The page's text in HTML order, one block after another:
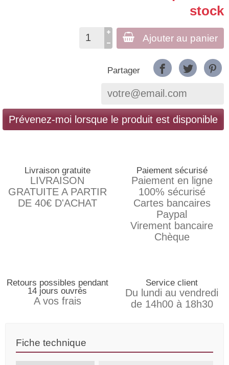
stock
Ajouter au panier
Partager
Prévenez-moi lorsque le produit est disponible
Livraison gratuite
LIVRAISON
GRATUITE A PARTIR
DE 40€ D'ACHAT
Paiement sécurisé
Paiement en ligne
100% sécurisé
Cartes bancaires
Paypal
Virement bancaire
Chèque
Retours possibles pendant
14 jours ouvrés
A vos frais
Service client
Du lundi au vendredi
de 14h00 à 18h30
Fiche technique